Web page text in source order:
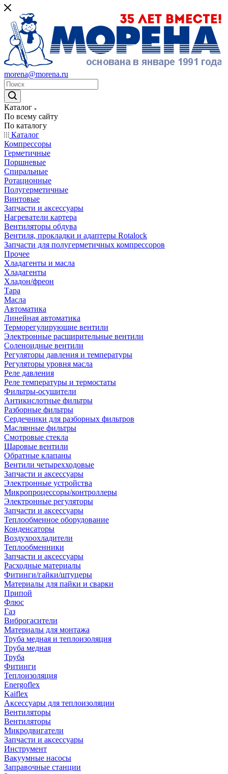
morena@morena.ru
Каталог
По всему сайту
По каталогу
Каталог
Компрессоры
Герметичные
Поршневые
Спиральные
Ротационные
Полугерметичные
Винтовые
Запчасти и аксессуары
Нагреватели картера
Вентиляторы обдува
Вентиля, прокладки и адаптеры Rotalock
Запчасти для полугерметичных компрессоров
Прочее
Хладагенты и масла
Хладагенты
Хладон/фреон
Тара
Масла
Автоматика
Линейная автоматика
Терморегулирующие вентили
Электронные расширительные вентили
Соленоидные вентили
Регуляторы давления и температуры
Регуляторы уровня масла
Реле давления
Реле температуры и термостаты
Фильтры-осушители
Антикислотные фильтры
Разборные фильтры
Сердечники для разборных фильтров
Маслянные фильтры
Смотровые стекла
Шаровые вентили
Обратные клапаны
Вентили четырехходовые
Запчасти и аксессуары
Электронные устройства
Микропроцессоры/контроллеры
Электронные регуляторы
Запчасти и аксессуары
Теплообменное оборудование
Конденсаторы
Воздухоохладители
Теплообменники
Запчасти и аксессуары
Расходные материалы
Фитинги/гайки/штуцеры
Материалы для пайки и сварки
Припой
Флюс
Газ
Виброгасители
Материалы для монтажа
Труба медная и теплоизоляция
Труба медная
Труба
Фитинги
Теплоизоляция
Energoflex
Kaiflex
Аксессуары для теплоизоляции
Вентиляторы
Вентиляторы
Микродвигатели
Запчасти и аксессуары
Инструмент
Вакуумные насосы
Заправочные станции